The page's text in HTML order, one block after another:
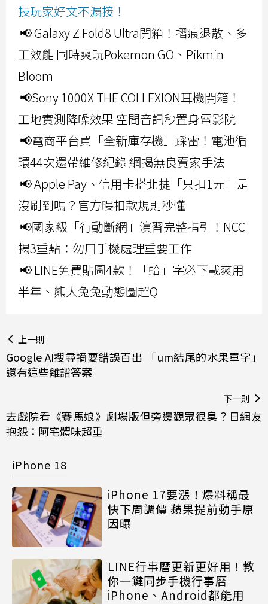
技玩家好文不漏接！
📢 Galaxy Z Fold8 Ultra開箱！摺痕退散、多
工效能 同時爽玩Pokemon GO、Pikmin
Bloom
📢Sony 1000X THE COLLEXION耳機開箱！
工地實測降噪效果 空間音訊秒置身電影院
📢電商平台買「全新庫存機」踩雷！電池循
環44次還帶維修紀錄 網揭無良賣家手法
📢 Apple Pay、信用卡搭北捷「只扣1元」是
沒刷到嗎？官方曝扣款規則秒懂
📢國家級「行動斷網」演習完整指引！NCC
揭3重點：勿用手機處理重要工作
📢 LINE免費貼圖4款！「蛤」字必下載爽用
半年、熊大兔兔動態圖超Q
上一則
Google AI搜尋摘要錯誤百出 「um結尾的水果單字」
還有這些離譜答案
下一則
去戲院看《賽馬娘》劇場版但旁邊觀眾很臭？日網友
抱怨：阿宅體味超重
iPhone 18
iPhone 17要漲！爆料稱最
快下周調價 蘋果提前動手原
因曝
LINE行事曆更新更好用！教
你一鍵同步手機行事曆
iPhone、Android都能用